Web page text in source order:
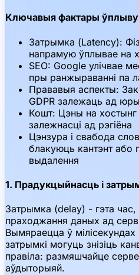
Ключавыя фактары ўплыву
Затрымка (Latency):
напрамую ўплывае на
SEO: Google улічвае
пры ранжыраванні па
Прававыя аспекты:
GDPR залежаць ад
Кошт: Цэны на
залежнасці ад рэгіёна
Цэнзура і свабода
блакуюць кантэнт або
выдалення
1. Прадукцыйнасць і
Затрымка (delay) - гэта
праходжання даных ад
Вымяраецца ў
затрымкі могуць знізіць
правіла: размяшчайце
аўдыторыяй.